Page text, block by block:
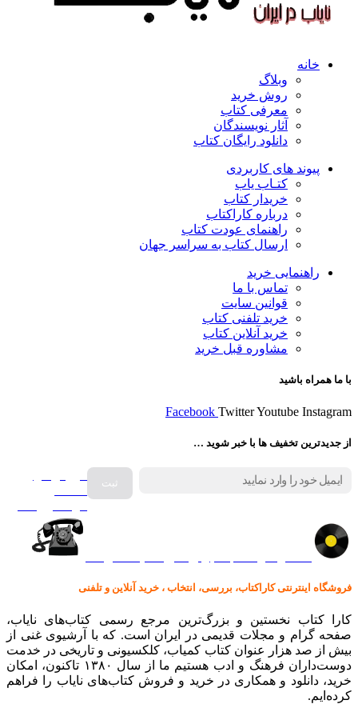
خانه
وبلاگ
روش خرید
معرفی کتاب
آثار نویسندگان
دانلود رایگان کتاب
پیوند های کاربردی
کتـاب یاب
خریدار کتاب
درباره کاراکتاب
راهنمای عودت کتاب
ارسال کتاب به سراسر جهان
راهنمایی خرید
تماس با ما
قوانین سایت
خرید تلفنی کتاب
خرید آنلاین کتاب
مشاوره قبل خرید
با ما همراه باشید
Facebook TwitterYoutube Instagram
از جدیدترین تخفیف ها با خبر شوید …
فروش انواع
فروشگاه اینترنتی کاراکتاب، بررسی، انتخاب ، خرید آنلاین و تلفنی
کارا کتاب نخستین و بزرگ‌ترین مرجع رسمی کتاب‌های نایاب،
صفحه گرام و مجلات قدیمی در ایران است. که با آرشیوی غنی از
بیش از صد هزار عنوان کتاب کمیاب، کلکسیونی و تاریخی در خدمت
دوست‌داران فرهنگ و ادب هستیم ما از سال ۱۳۸۰ تاکنون، امکان
خرید، دانلود و همکاری در خرید و فروش کتاب‌های نایاب را فراهم
کرده‌ایم.